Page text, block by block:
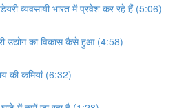
व्यवसायी भारत में प्रवेश कर रहे हैं (5:06)
उद्योग का विकास कैसे हुआ (4:58)
की कमियां (6:32)